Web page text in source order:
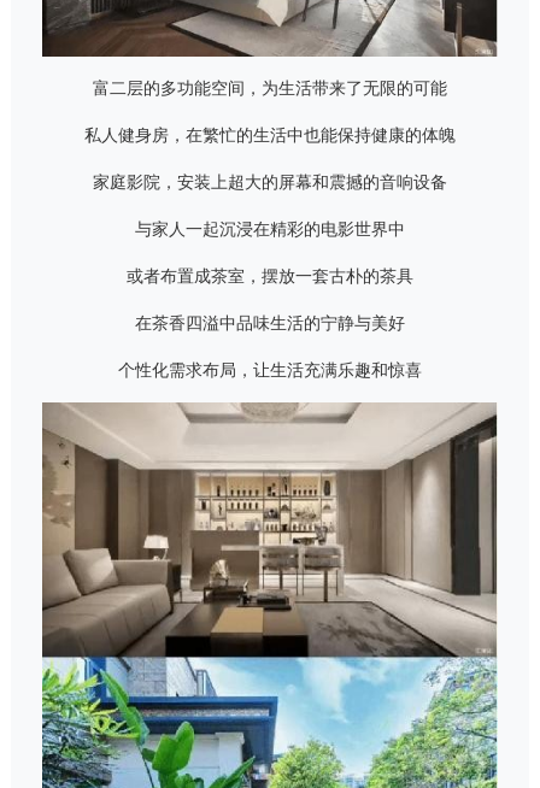
富二层的多功能空间，为生活带来了无限的可能
私人健身房，在繁忙的生活中也能保持健康的体魄
家庭影院，安装上超大的屏幕和震撼的音响设备
与家人一起沉浸在精彩的电影世界中
或者布置成茶室，摆放一套古朴的茶具
在茶香四溢中品味生活的宁静与美好
个性化需求布局，让生活充满乐趣和惊喜